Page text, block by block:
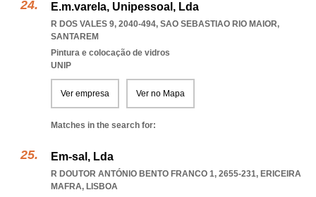
E.m.varela, Unipessoal, Lda
R DOS VALES 9, 2040-494, SAO SEBASTIAO RIO MAIOR,
SANTAREM
Pintura e colocação de vidros
UNIP
Ver empresa Ver no Mapa
Matches in the search for:
Em-sal, Lda
R DOUTOR ANTÓNIO BENTO FRANCO 1, 2655-231, ERICEIRA
MAFRA, LISBOA